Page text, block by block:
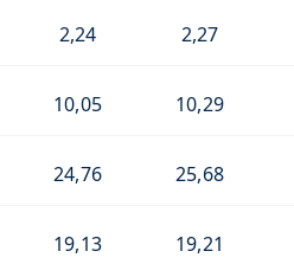
2,24 2,27
10,05 10,29
24,76 25,68
19,13 19,21